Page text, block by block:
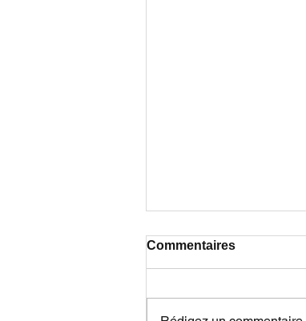
Commentaires